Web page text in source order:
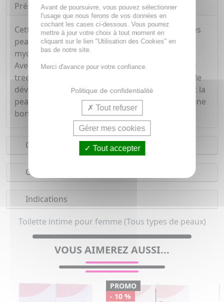
Présentation
Cette solution lavante est recommandée pour les
peaux particulièrement sensibles, sujettes aux
mycoses et aux désagréments qui s'en suivent.
Avec sa formule riche en huile essentielle de Tea
tree (Melaleuca Alternifolia) contribue à limiter le
développement des mycoses tout en respectant la
peau grâce à son pH alcalin et en garantissant une
bonne tolérance cutanée.
Conseils d'utilisation
Composition
Indications
Toilette intime pour femme (Tous types de peaux)
VOUS AIMEREZ AUSSI...
PROMO
- 10 %
Avant de poursuivre, vous pouvez sélectionner
l'usage que nous ferons de vos données en
cochant les cases ci-dessous. Vous pourrez
mettre à jour votre choix à tout moment en
cliquant sur le lien "Utilisation des Cookies" en
bas de notre site.
Merci d'avance pour votre confiance.
Politique de confidentialité
Tout refuser
Gérer mes cookies
Tout accepter